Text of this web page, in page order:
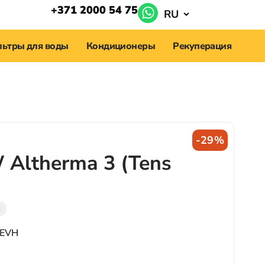
+371 2000 54 75 RU
для воды Кондиционеры Рекуперация
-29%
Altherma 3 (Tens